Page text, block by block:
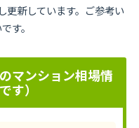
更新しています。ご参考い
す。
マンション相場情
す）